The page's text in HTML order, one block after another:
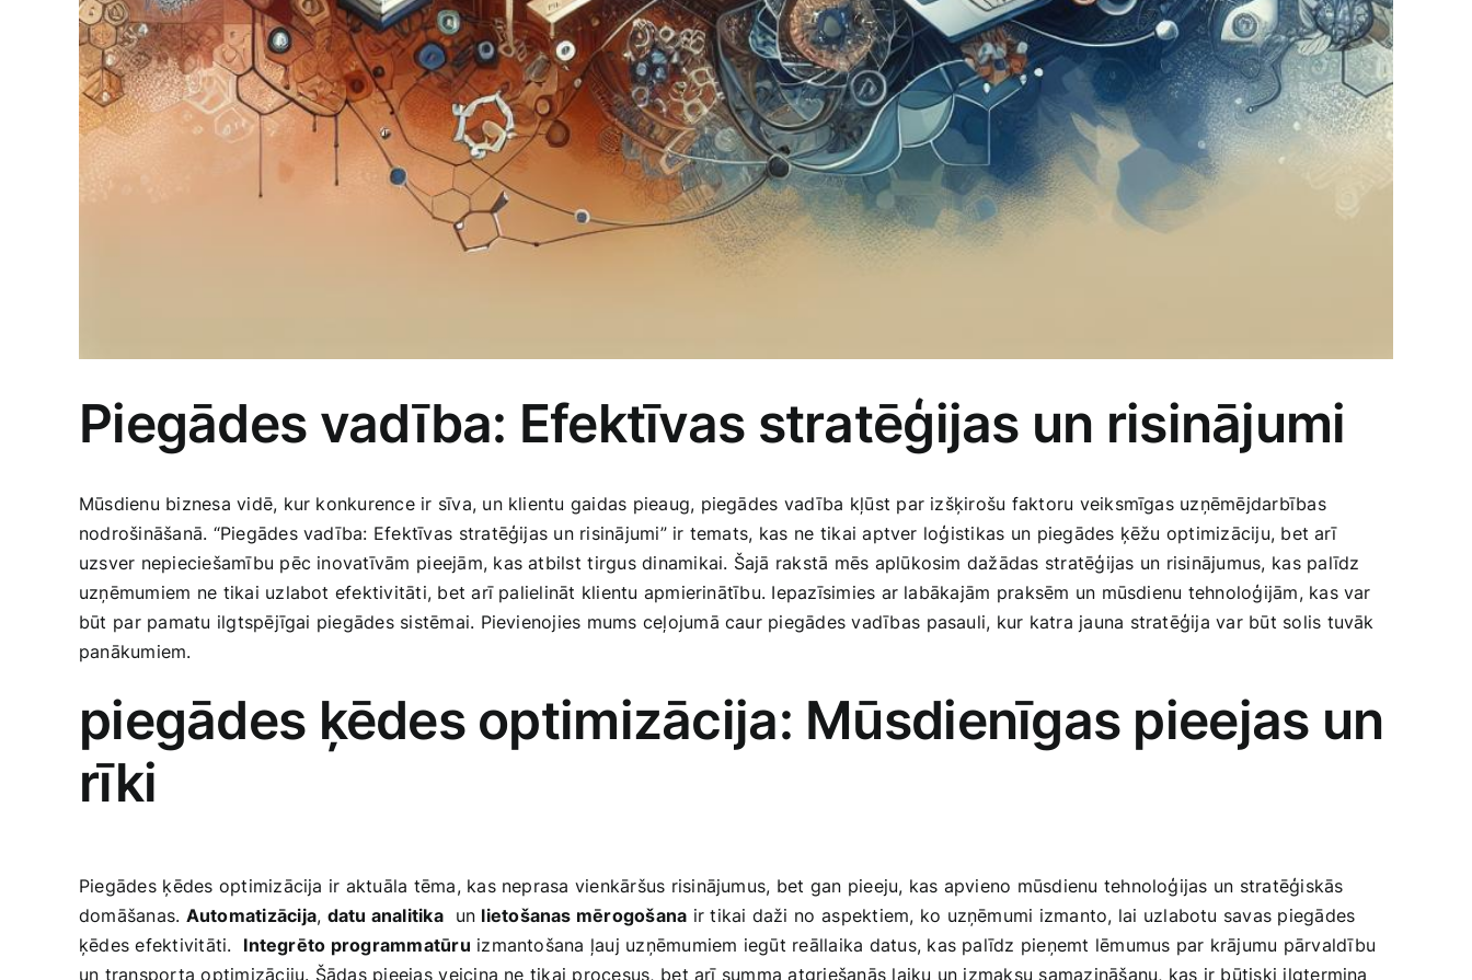
Piegādes vadība: Efektīvas stratēģijas un risinājumi
Mūsdienu biznesa vidē, kur konkurence ir sīva, un klientu gaidas pieaug, piegādes⁣ vadība ⁤kļūst par izšķirošu faktoru veiksmīgas uzņēmējdarbības
nodrošināšanā. “Piegādes vadība: Efektīvas⁤ stratēģijas un risinājumi” ir temats, ⁢kas ne ⁤tikai aptver loģistikas un⁣ piegādes ķēžu optimizāciju, bet arī
‌uzsver nepieciešamību pēc inovatīvām ⁤pieejām, kas atbilst⁤ tirgus dinamikai. Šajā rakstā mēs aplūkosim dažādas stratēģijas⁣ un risinājumus, ⁤kas palīdz
uzņēmumiem⁣ ne tikai uzlabot efektivitāti, bet arī palielināt klientu apmierinātību. Iepazīsimies ar labākajām ⁤praksēm un ‌mūsdienu tehnoloģijām, kas ‍var
būt⁤ par pamatu ilgtspējīgai piegādes sistēmai. Pievienojies mums ‌ceļojumā caur piegādes vadības⁤ pasauli, kur katra jauna stratēģija​ var būt solis tuvāk‍
panākumiem.
piegādes ķēdes optimizācija: Mūsdienīgas pieejas un
rīki
Piegādes ⁣ķēdes optimizācija ‍ir aktuāla tēma, kas neprasa vienkāršus risinājumus,​ bet gan ⁤pieeju, kas apvieno mūsdienu tehnoloģijas un stratēģiskās
domāšanas. Automatizācija, datu‌ analitika⁤ un lietošanas mērogošana ir tikai daži ⁢no⁣ aspektiem, ko uzņēmumi izmanto, lai uzlabotu savas piegādes
ķēdes efektivitāti. ⁤ Integrēto programmatūru izmantošana ‌ļauj uzņēmumiem iegūt reāllaika datus, kas palīdz pieņemt lēmumus par krājumu pārvaldību
un transporta optimizāciju. Šādas pieejas⁢ veicina ne tikai procesus, ⁤bet arī summa atgriešanās laiku un ‌izmaksu samazināšanu, kas ir būtiski ilgtermiņa